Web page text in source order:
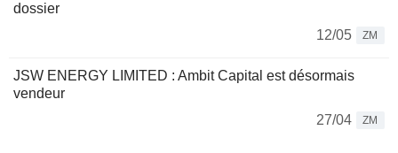
dossier
12/05
ZM
JSW ENERGY LIMITED : Ambit Capital est désormais
vendeur
27/04
ZM